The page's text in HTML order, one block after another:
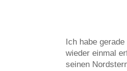
Ich habe
wieder einmal
seinen